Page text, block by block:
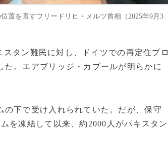
置を直すフリードリヒ・メルツ首相（2025年9月3
タン難民に対し、ドイツでの再定住プロ
。エアブリッジ・カブールが明らかに
下で受け入れられていた。だが、保守
を凍結して以来、約2000人がパキスタン